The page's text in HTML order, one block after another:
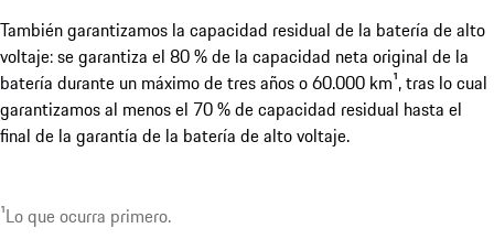
También garantizamos la capacidad residual de la batería de alto
voltaje: se garantiza el 80 % de la capacidad neta original de la
batería durante un máximo de tres años o 60.000 km¹, tras lo cual
garantizamos al menos el 70 % de capacidad residual hasta el
final de la garantía de la batería de alto voltaje.
1Lo que ocurra primero.